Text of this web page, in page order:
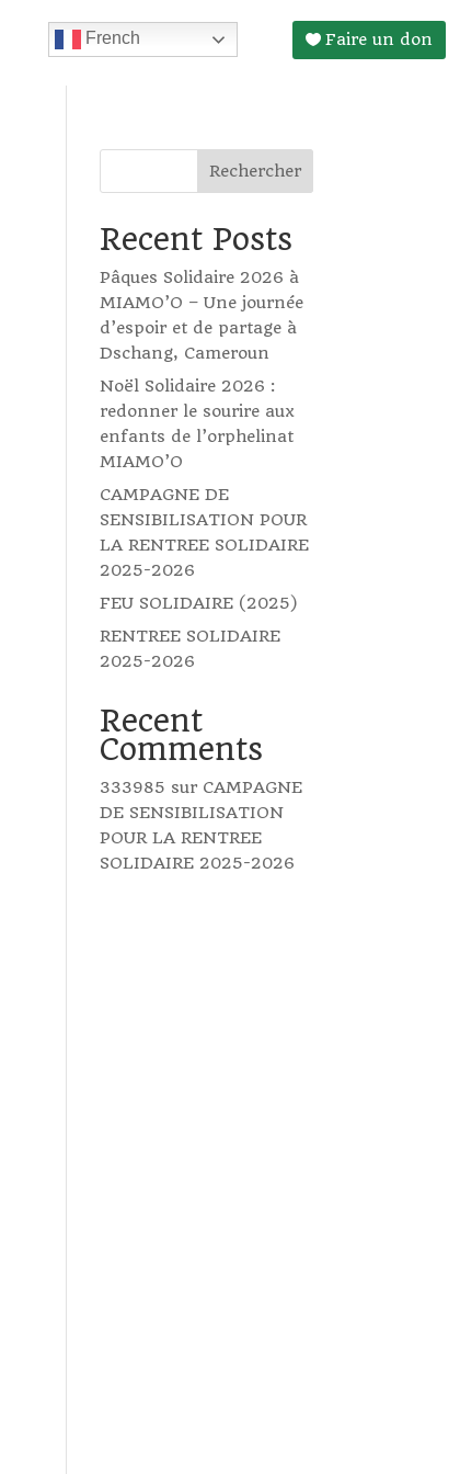
French Faire un don
Rechercher
Recent Posts
Pâques Solidaire 2026 à
MIAMO’O – Une journée
d’espoir et de partage à
Dschang, Cameroun
Noël Solidaire 2026 :
redonner le sourire aux
enfants de l’orphelinat
MIAMO’O
CAMPAGNE DE
SENSIBILISATION POUR
LA RENTREE SOLIDAIRE
2025-2026
FEU SOLIDAIRE (2025)
RENTREE SOLIDAIRE
2025-2026
Recent
Comments
333985 sur CAMPAGNE
DE SENSIBILISATION
POUR LA RENTREE
SOLIDAIRE 2025-2026